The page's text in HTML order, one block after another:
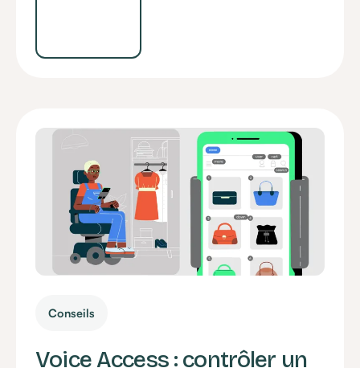
Conseils
Voice Access : contrôler un